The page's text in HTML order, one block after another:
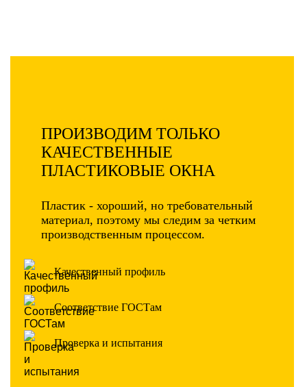
ПРОИЗВОДИМ ТОЛЬКО
КАЧЕСТВЕННЫЕ
ПЛАСТИКОВЫЕ ОКНА
Пластик - хороший, но требовательный
материал, поэтому мы следим за четким
производственным процессом.
Качественный профиль
Соответствие ГОСТам
Проверка и испытания